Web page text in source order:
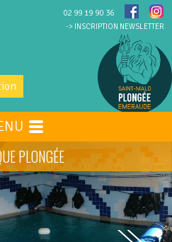
-> INSCRIPTION NEWSLETTER
02 99 19 90 36
PLONGÉE